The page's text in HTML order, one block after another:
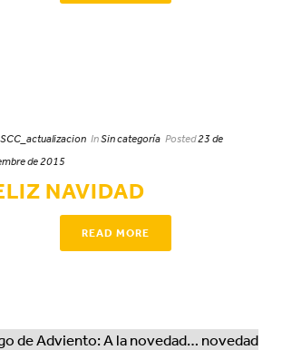
InSin categoría Posted23 de
de 2015
NAVIDAD
READ MORE